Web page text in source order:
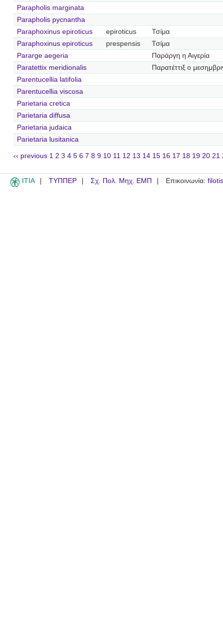
Parapholis marginata
Parapholis pycnantha
Paraphoxinus epiroticus
epiroticus
Τσίμα
Paraphoxinus epiroticus
prespensis
Τσίμα
Pararge aegeria
Παράργη η Αιγερία
Paratettix meridionalis
Παρατέττιξ ο
Parentucellia latifolia
Parentucellia viscosa
Parietaria cretica
Parietaria diffusa
Parietaria judaica
Parietaria lusitanica
‹‹ previous 1 2 3 4 5 6 7 8 9 10 11 12 13 14 15 16 17 18 19 20 21
ITIA ΤΥΠΠΕΡ Σχ. Πολ. Μηχ. ΕΜΠ Επικοινωνία: